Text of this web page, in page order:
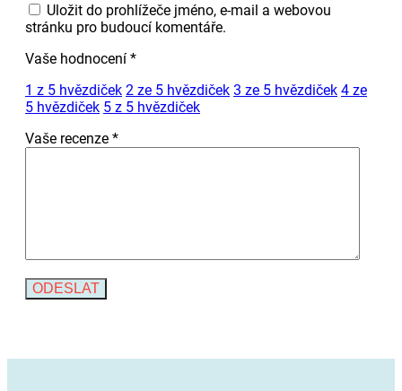
Uložit do prohlížeče jméno, e-mail a webovou
stránku pro budoucí komentáře.
Vaše hodnocení *
1 z 5 hvězdiček 2 ze 5 hvězdiček 3 ze 5 hvězdiček 4 ze
5 hvězdiček 5 z 5 hvězdiček
Vaše recenze *